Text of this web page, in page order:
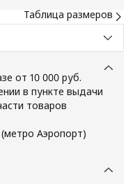
Таблица размеров
от 10 000 руб.
в пункте выдачи
товаров
Аэропорт)